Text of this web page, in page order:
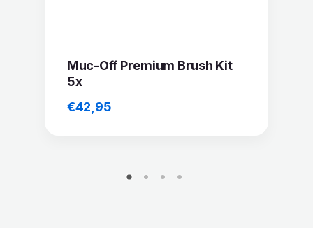
Muc-Off Premium Brush Kit
5x
€42,95